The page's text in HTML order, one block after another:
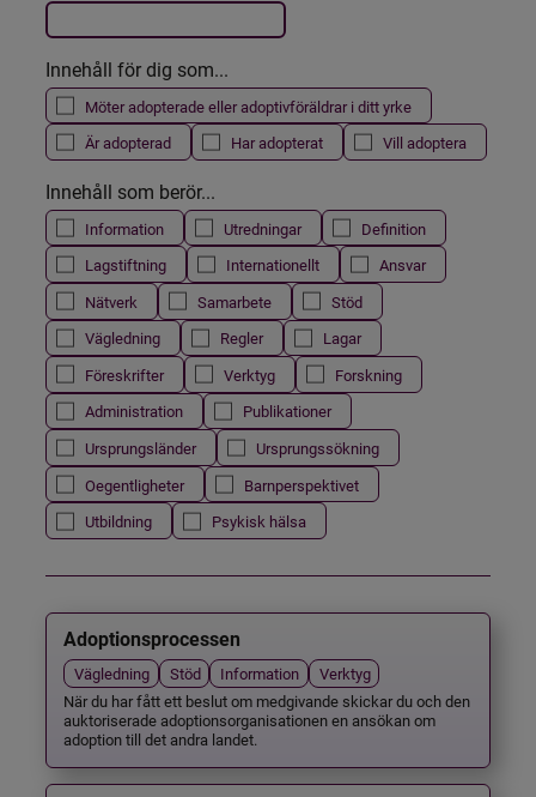
Innehåll för dig som...
Möter adopterade eller adoptivföräldrar i ditt yrke
Är adopterad
Har adopterat Vill adoptera
Innehåll som berör...
Information Utredningar
Definition
Lagstiftning
Internationellt
Ansvar
Nätverk
Samarbete
Stöd
Vägledning
Regler
Lagar
Föreskrifter
Verktyg
Forskning
Administration
Publikationer
Ursprungsländer
Ursprungssökning
Oegentligheter
Barnperspektivet
Utbildning
Psykisk hälsa
Adoptionsprocessen
Vägledning Stöd Information
Verktyg
När du har fått ett beslut om medgivande skickar du och den
auktoriserade adoptionsorganisationen en ansökan om
adoption till det andra landet.